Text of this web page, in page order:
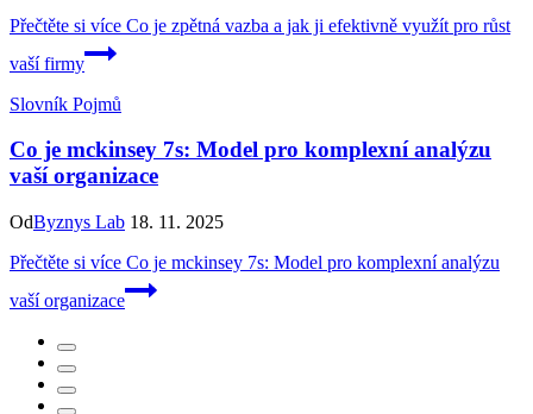
Přečtěte si více Co je zpětná vazba a jak ji efektivně využít pro růst
vaší firmy
Slovník Pojmů
Co je mckinsey 7s: Model pro komplexní analýzu
vaší organizace
OdByznys Lab 18. 11. 2025
Přečtěte si více Co je mckinsey 7s: Model pro komplexní analýzu
vaší organizace